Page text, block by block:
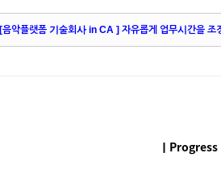
[음악플랫폼 기술회사 in CA ] 자유롭게 업무시간을
ㅣ